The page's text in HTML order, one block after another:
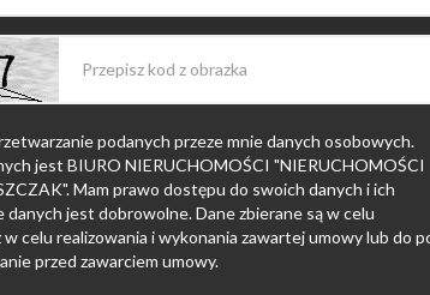
podanych przeze mnie danych osobowych.
jest BIURO NIERUCHOMOŚCI "NIERUCHOMOŚCI
Mam prawo dostępu do swoich danych i ich
danych jest dobrowolne. Dane zbierane są w celu
celu realizowania i wykonania zawartej umowy lub do
przed zawarciem umowy.